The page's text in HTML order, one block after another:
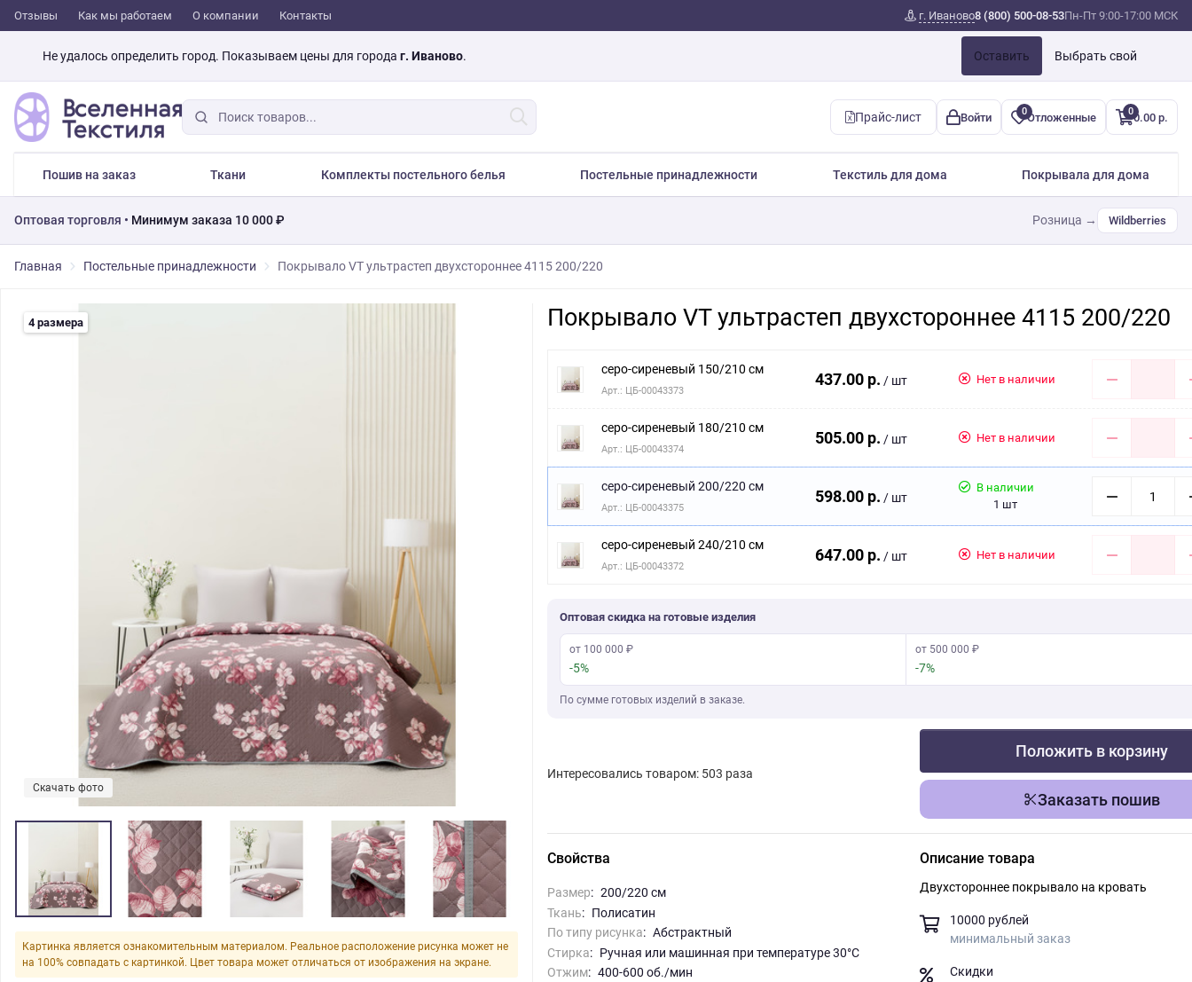
Отзывы Как мы работаем О компании Контакты г. Иваново8 (800) 500-08-53Пн-Пт 9:00-17:00 МСК
Не удалось определить город. Показываем цены для города г. Иваново. Оставить Выбрать свой
Прайс-лист Войти 0Отложенные 00.00 р.
Пошив на заказ Ткани Комплекты постельного белья Постельные принадлежности Текстиль для дома Покрывала для дома
Оптовая торговля • Минимум заказа 10 000 ₽ Розница → Wildberries
Главная Постельные принадлежности Покрывало VT ультрастеп двухстороннее 4115 200/220
Скачать фото
4 размера
Картинка является ознакомительным материалом. Реальное расположение рисунка может не
на 100% совпадать с картинкой. Цвет товара может отличаться от изображения на экране.
Покрывало VT ультрастеп двухстороннее 4115 200/220
серо-сиреневый 150/210 см
Арт.: ЦБ-00043373
437.00 р. / шт Нет в наличии
серо-сиреневый 180/210 см
Арт.: ЦБ-00043374
505.00 р. / шт Нет в наличии
серо-сиреневый 200/220 см
Арт.: ЦБ-00043375
598.00 р. / шт
В наличии
1 шт
серо-сиреневый 240/210 см
Арт.: ЦБ-00043372
647.00 р. / шт Нет в наличии
Оптовая скидка на готовые изделия
от 100 000 ₽
-5%
от 500 000 ₽
-7%
По сумме готовых изделий в заказе.
Интересовались товаром: 503 раза
Положить в корзину
Заказать пошив
Свойства
Размер:
200/220 см
Ткань:
Полисатин
По типу рисунка:
абстрактный
Стирка:
ручная или машинная при температуре 30°C
Отжим:
400-600 об./мин
Описание товара
Двухстороннее покрывало на кровать
10000 рублей
минимальный заказ
Скидки